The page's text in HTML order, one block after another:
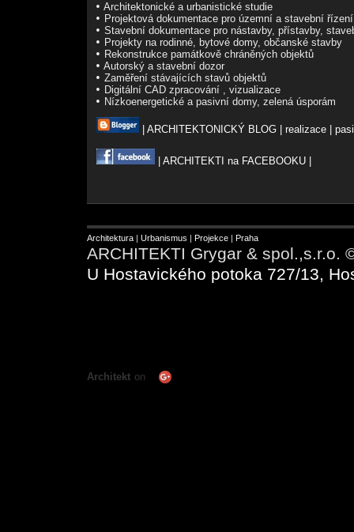
• Architektonické a urbanistické studie
• Projektová dokumentace pro územní a stavební řízení
• Stavební dokumentace pro nástavby, přístavby,
• Projekty na rodinné, bytové domy, občanské stavby
• Rekonstrukce památkově chráněných objektů
• Autorský a stavební dozor
• Zaměření stávajících stavů objektů
• Digitální CAD zpracování , vizualizace
• Nízkoenergetické a pasivní domy, zelená úsporám
| ARCHITEKTONICKÝ BLOG | realizace |
| ARCHITEKTI na FACEBOOKU |
Architektura | Urbanismus | Projekce | Praha
ARCHITEKTI Grygar & spol.,s.r.o.
U Hostavického potoka 727/13,
Architekt on